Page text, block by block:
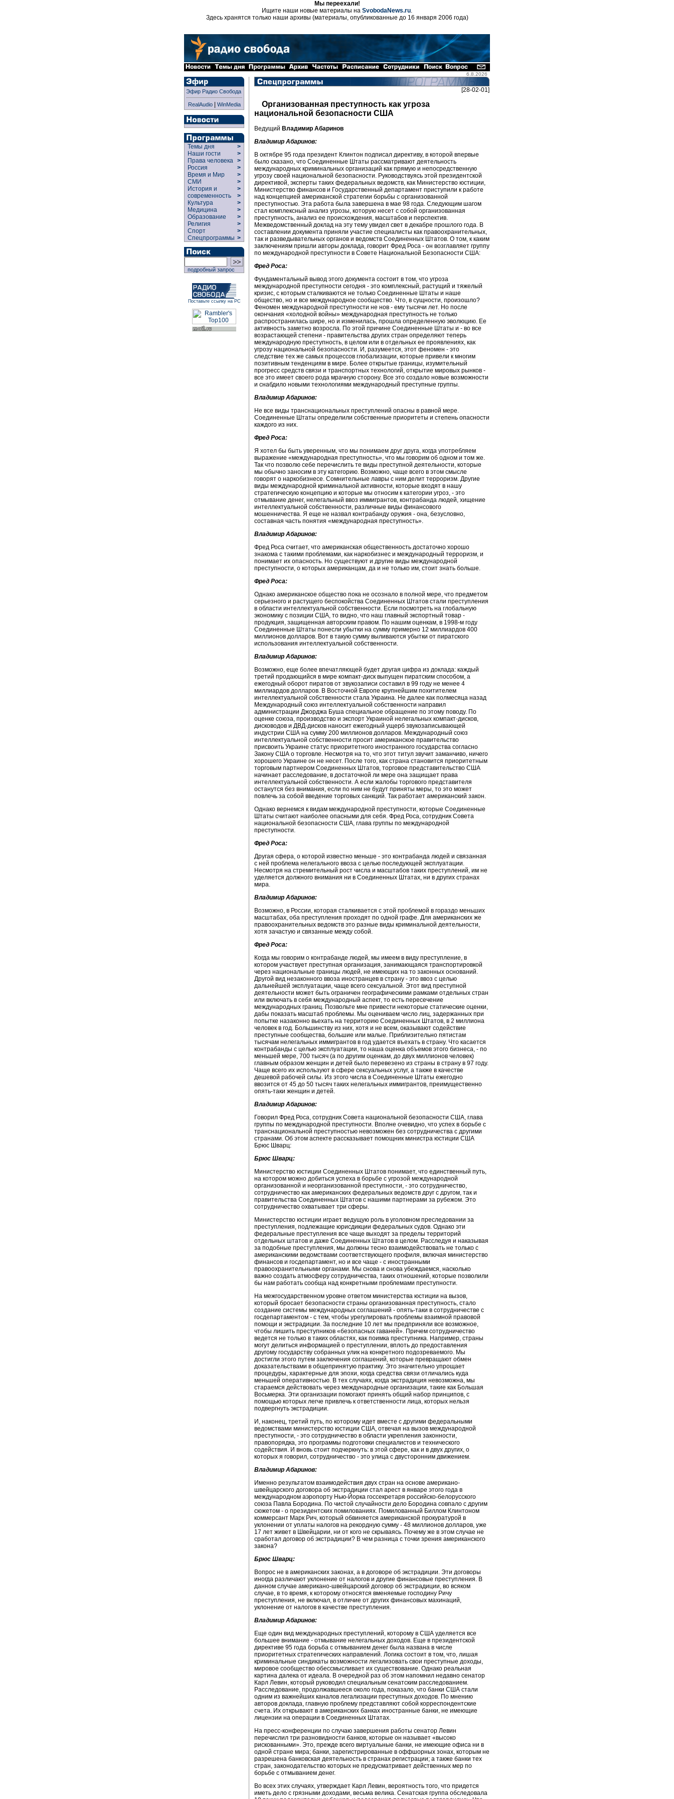
Мы переехали!
Ищите наши новые материалы на SvobodaNews.ru.
Здесь хранятся только наши архивы (материалы, опубликованные до 16 января 2006 года)
6.8.2026
Эфир Радио Свобода
RealAudio| WinMedia
Темы дня
>
Наши гости
>
Права человека >
Россия
>
Время и Мир
>
СМИ
>
История и
современность
>
>
Культура
>
Медицина
>
Образование
>
Религия
>
Спорт
>
Спецпрограммы >
подробный запрос
Поставьте ссылку на РС
[28-02-01]
Организованная преступность как угроза
национальной безопасности США
Ведущий Владимир Абаринов
Владимир Абаринов:
В октябре 95 года президент Клинтон подписал директиву, в которой впервые
было сказано, что Соединенные Штаты рассматривают деятельность
международных криминальных организаций как прямую и непосредственную
угрозу своей национальной безопасности. Руководствуясь этой президентской
директивой, эксперты таких федеральных ведомств, как Министерство юстиции,
Министерство финансов и Государственный департамент приступили к работе
над концепцией американской стратегии борьбы с организованной
преступностью. Эта работа была завершена в мае 98 года. Следующим шагом
стал комплексный анализ угрозы, которую несет с собой организованная
преступность, анализ ее происхождения, масштабов и перспектив.
Межведомственный доклад на эту тему увидел свет в декабре прошлого года. В
составлении документа приняли участие специалисты как правоохранительных,
так и разведывательных органов и ведомств Соединенных Штатов. О том, к каким
заключениям пришли авторы доклада, говорит Фред Роса - он возглавляет группу
по международной преступности в Совете Национальной Безопасности США:
Фред Роса:
Фундаментальный вывод этого документа состоит в том, что угроза
международной преступности сегодня - это комплексный, растущий и тяжелый
кризис, с которым сталкиваются не только Соединенные Штаты и наше
общество, но и все международное сообщество. Что, в сущности, произошло?
Феномен международной преступности не нов - ему тысячи лет. Но после
окончания «холодной войны» международная преступность не только
распространилась шире, но и изменилась, прошла определенную эволюцию. Ее
активность заметно возросла. По этой причине Соединенные Штаты и - во все
возрастающей степени - правительства других стран определяют теперь
международную преступность, в целом или в отдельных ее проявлениях, как
угрозу национальной безопасности. И, разумеется, этот феномен - это
следствие тех же самых процессов глобализации, которые привели к многим
позитивным тенденциям в мире. Более открытые границы, изумительный
прогресс средств связи и транспортных технологий, открытие мировых рынков -
все это имеет своего рода мрачную сторону. Все это создало новые возможности
и снабдило новыми технологиями международный преступные группы.
Владимир Абаринов:
Не все виды транснациональных преступлений опасны в равной мере.
Соединенные Штаты определили собственные приоритеты и степень опасности
каждого из них.
Фред Роса:
Я хотел бы быть уверенным, что мы понимаем друг друга, когда употребляем
выражение «международная преступность», что мы говорим об одном и том же.
Так что позволю себе перечислить те виды преступной деятельности, которые
мы обычно заносим в эту категорию. Возможно, чаще всего в этом смысле
говорят о наркобизнесе. Сомнительные лавры с ним делит терроризм. Другие
виды международной криминальной активности, которые входят в нашу
стратегическую концепцию и которые мы относим к категории угроз, - это
отмывание денег, нелегальный ввоз иммигрантов, контрабанда людей, хищение
интеллектуальной собственности, различные виды финансового
мошенничества. Я еще не назвал контрабанду оружия - она, безусловно,
составная часть понятия «международная преступность».
Владимир Абаринов:
Фред Роса считает, что американская общественность достаточно хорошо
знакома с такими проблемами, как наркобизнес и международный терроризм, и
понимает их опасность. Но существуют и другие виды международной
преступности, о которых американцам, да и не только им, стоит знать больше.
Фред Роса:
Однако американское общество пока не осознало в полной мере, что предметом
серьезного и растущего беспокойства Соединенных Штатов стали преступления
в области интеллектуальной собственности. Если посмотреть на глобальную
экономику с позиции США, то видно, что наш главный экспортный товар -
продукция, защищенная авторским правом. По нашим оценкам, в 1998-м году
Соединенные Штаты понесли убытки на сумму примерно 12 миллиардов 400
миллионов долларов. Вот в такую сумму выливаются убытки от пиратского
использования интеллектуальной собственности.
Владимир Абаринов:
Возможно, еще более впечатляющей будет другая цифра из доклада: каждый
третий продающийся в мире компакт-диск выпущен пиратским способом, а
ежегодный оборот пиратов от звукозаписи составил в 99 году не менее 4
миллиардов долларов. В Восточной Европе крупнейшим похитителем
интеллектуальной собственности стала Украина. Не далее как полмесяца назад
Международный союз интеллектуальной собственности направил
администрации Джорджа Буша специальное обращение по этому поводу. По
оценке союза, производство и экспорт Украиной нелегальных компакт-дисков,
дисководов и ДВД-дисков наносит ежегодный ущерб звукозаписывающей
индустрии США на сумму 200 миллионов долларов. Международный союз
интеллектуальной собственности просит американское правительство
присвоить Украине статус приоритетного иностранного государства согласно
Закону США о торговле. Несмотря на то, что этот титул звучит заманчиво, ничего
хорошего Украине он не несет. После того, как страна становится приоритетным
торговым партнером Соединенных Штатов, торговое представительство США
начинает расследование, в достаточной ли мере она защищает права
интеллектуальной собственности. А если жалобы торгового представителя
останутся без внимания, если по ним не будут приняты меры, то это может
повлечь за собой введение торговых санкций. Так работает американский закон.
Однако вернемся к видам международной преступности, которые Соединенные
Штаты считают наиболее опасными для себя. Фред Роса, сотрудник Совета
национальной безопасности США, глава группы по международной
преступности.
Фред Роса:
Другая сфера, о которой известно меньше - это контрабанда людей и связанная
с ней проблема нелегального ввоза с целью последующей эксплуатации.
Несмотря на стремительный рост числа и масштабов таких преступлений, им не
уделяется должного внимания ни в Соединенных Штатах, ни в других странах
мира.
Владимир Абаринов:
Возможно, в России, которая сталкивается с этой проблемой в гораздо меньших
масштабах, оба преступления проходят по одной графе. Для американских же
правоохранительных ведомств это разные виды криминальной деятельности,
хотя зачастую и связанные между собой.
Фред Роса:
Когда мы говорим о контрабанде людей, мы имеем в виду преступление, в
котором участвует преступная организация, занимающаяся транспортировкой
через национальные границы людей, не имеющих на то законных оснований.
Другой вид незаконного ввоза иностранцев в страну - это ввоз с целью
дальнейшей эксплуатации, чаще всего сексуальной. Этот вид преступной
деятельности может быть ограничен географическими рамками отдельных стран
или включать в себя международный аспект, то есть пересечение
международных границ. Позвольте мне привести некоторые статические оценки,
дабы показать масштаб проблемы. Мы оцениваем число лиц, задержанных при
попытке назаконно вьехать на территорию Соединенных Штатов, в 2 миллиона
человек в год. Большинству из них, хотя и не всем, оказывают содействие
преступные сообщества, большие или малые. Приблизительно пятистам
тысячам нелегальных иммигрантов в год удается въехать в страну. Что касается
контрабанды с целью эксплуатации, то наша оценка объемов этого бизнеса, - по
меньшей мере, 700 тысяч (а по другим оценкам, до двух миллионов человек)
главным образом женщин и детей было перевезено из страны в страну в 97 году.
Чаще всего их используют в сфере сексуальных услуг, а также в качестве
дешевой рабочей силы. Из этого числа в Соединенные Штаты ежегодно
ввозится от 45 до 50 тысяч таких нелегальных иммигрантов, преимущественно
опять-таки женщин и детей.
Владимир Абаринов:
Говорил Фред Роса, сотрудник Совета национальной безопасности США, глава
группы по международной преступности. Вполне очевидно, что успех в борьбе с
транснациональной преступностью невозможен без сотрудничества с другими
странами. Об этом аспекте рассказывает помощник министра юстиции США
Брюс Шварц:
Брюс Шварц:
Министерство юстиции Соединенных Штатов понимает, что единственный путь,
на котором можно добиться успеха в борьбе с угрозой международной
организованной и неорганизованной преступности, - это сотрудничество,
сотрудничество как американских федеральных ведомств друг с другом, так и
правительства Соединенных Штатов с нашими партнерами за рубежом. Это
сотрудничество охватывает три сферы.
Министерство юстиции играет ведущую роль в уголовном преследовании за
преступления, подлежащие юрисдикции федеральных судов. Однако эти
федеральные преступления все чаще выходят за пределы территорий
отдельных штатов и даже Соединенных Штатов в целом. Расследуя и наказывая
за подобные преступления, мы должны тесно взаимодействовать не только с
американскими ведомствами соответствующего профиля, включая министерство
финансов и госдепартамент, но и все чаще - с иностранными
правоохранительными органами. Мы снова и снова убеждаемся, насколько
важно создать атмосферу сотрудничества, таких отношений, которые позволили
бы нам работать сообща над конкретными проблемами преступности.
На межгосударственном уровне ответом министерства юстиции на вызов,
который бросает безопасности страны организованная преступность, стало
создание системы международных соглашений - опять-таки в сотрудничестве с
госдепартаментом - с тем, чтобы урегулировать проблемы взаимной правовой
помощи и экстрадиции. За последние 10 лет мы предприняли все возможное,
чтобы лишить преступников «безопасных гаваней». Причем сотрудничество
ведется не только в таких областях, как поимка преступника. Например, страны
могут делиться информацией о преступлении, вплоть до предоставления
другому государству собранных улик на конкретного подозреваемого. Мы
достигли этого путем заключения соглашений, которые превращают обмен
доказательствами в общепринятую практику. Это значительно упрощает
процедуры, характерные для эпохи, когда средства связи отличались куда
меньшей оперативностью. В тех случаях, когда экстрадиция невозможна, мы
стараемся действовать через международные организации, такие как Большая
Восьмерка. Эти организации помогают принять общий набор принципов, с
помощью которых легче привлечь к ответственности лица, которых нельзя
подвергнуть экстрадиции.
И, наконец, третий путь, по которому идет вместе с другими федеральными
ведомствами министерство юстиции США, отвечая на вызов международной
преступности, - это сотрудничество в области укрепления законности,
правопорядка, это программы подготовки специалистов и технического
содействия. И вновь стоит подчеркнуть: в этой сфере, как и в двух других, о
которых я говорил, сотрудничество - это улица с двусторонним движением.
Владимир Абаринов:
Именно результатом взаимодействия двух стран на основе американо-
швейцарского договора об экстрадиции стал арест в январе этого года в
международном аэропорту Нью-Йорка госсекретаря российско-белорусского
союза Павла Бородина. По чистой случайности дело Бородина совпало с другим
сюжетом - о президентских помилованиях. Помилованный Биллом Клинтоном
коммерсант Марк Рич, который обвиняется американской прокуратурой в
уклонении от уплаты налогов на рекордную сумму - 48 миллионов долларов, уже
17 лет живет в Швейцарии, ни от кого не скрываясь. Почему же в этом случае не
сработал договор об экстрадиции? В чем разница с точки зрения американского
закона?
Брюс Шварц:
Вопрос не в американских законах, а в договоре об экстрадиции. Эти договоры
иногда различают уклонение от налогов и другие финансовые преступления. В
данном случае американо-швейцарский договор об экстрадиции, во всяком
случае, в то время, к которому относятся вменяемые господину Ричу
преступления, не включал, в отличие от других финансовых махинаций,
уклонение от налогов в качестве преступления.
Владимир Абаринов:
Еще один вид международных преступлений, которому в США уделяется все
большее внимание - отмывание нелегальных доходов. Еще в президентской
директиве 95 года борьба с отмыванием денег была названа в числе
приоритетных стратегических направлений. Логика состоит в том, что, лишая
криминальные синдикаты возможности легализовать свои преступные доходы,
мировое сообщество обессмысливает их существование. Однако реальная
картина далека от идеала. В очередной раз об этом напомнил недавно сенатор
Карл Левин, который руководил специальным сенатским расследованием.
Расследование, продолжавшееся около года, показало, что банки США стали
одним из важнейших каналов легализации преступных доходов. По мнению
авторов доклада, главную проблему представляют собой корреспондентские
счета. Их открывают в американских банках иностранные банки, не имеющие
лицензии на операции в Соединенных Штатах.
На пресс-конференции по случаю завершения работы сенатор Левин
перечислил три разновидности банков, которые он называет «высоко
рискованными». Это, прежде всего виртуальные банки, не имеющие офиса ни в
одной стране мира; банки, зарегистрированные в оффшорных зонах, которым не
разрешена банковская деятельность в странах регистрации; а также банки тех
стран, законодательство которых не предусматривает действенных мер по
борьбе с отмыванием денег.
Во всех этих случаях, утверждает Карл Левин, вероятность того, что придется
иметь дело с грязными доходами, весьма велика. Сенатская группа обследовала